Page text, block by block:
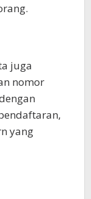
juga
nomor
yang